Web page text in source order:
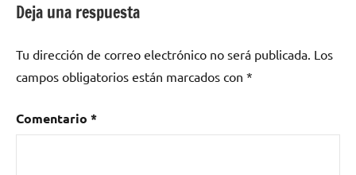
Deja una respuesta
Tu dirección de correo electrónico no será publicada. Los
campos obligatorios están marcados con *
Comentario *